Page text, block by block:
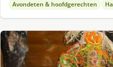
Avondeten & hoofdgerechten